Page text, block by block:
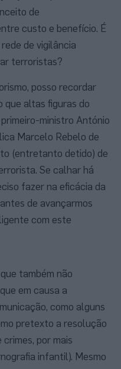
de
custo e benefício. É
de vigilância
terroristas?
posso recordar
que altas figuras do
ministro António
Marcelo Rebelo de
(entretanto detido) de
Se calhar há
fazer na eficácia da
de avançarmos
com este
também não
em causa a
como alguns
pretexto a resolução
por mais
infantil). Mesmo